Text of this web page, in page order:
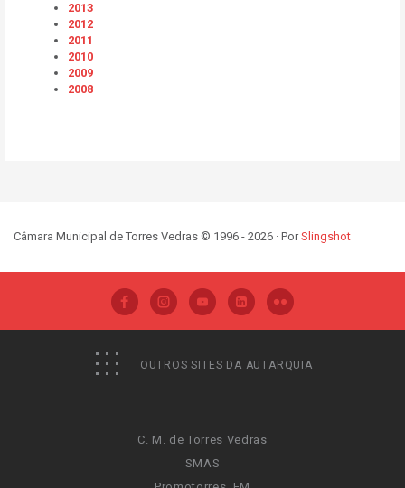
2013
2012
2011
2010
2009
2008
Câmara Municipal de Torres Vedras © 1996 - 2026 · PorSlingshot
OUTROS SITES DA AUTARQUIA
C. M. de Torres Vedras
SMAS